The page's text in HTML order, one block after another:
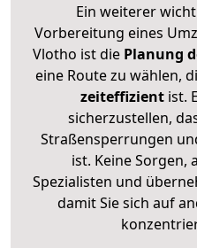
Ein weiterer
Vorbereitung eines
Vlotho ist die Planung
eine Route zu wählen,
zeiteffizientist.
sicherzustellen,
Straßensperrungen
ist. Keine Sorgen,
Spezialisten und
damit Sie sich auf